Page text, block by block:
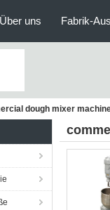
Über uns Fabrik-
dough mixer